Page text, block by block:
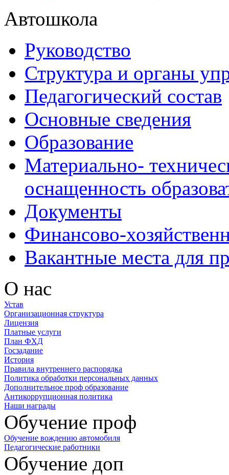
Автошкола
Руководство
Структура и органы
Педагогический состав
Основные сведения
Образование
Материально-
оснащенность
Документы
Финансово-
Вакантные места для
О нас
Устав
Организационная структура
Лицензия
Платные услуги
План ФХД
Госзадание
История
Правила внутреннего распорядка
Политика обработки персональных данных
Дополнительное проф образование
Антикоррупционная политика
Наши награды
Обучение проф
Обучение вождению автомобиля
Педагогические работники
Обучение доп